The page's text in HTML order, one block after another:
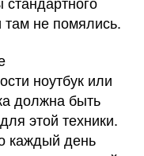
не помялись.
ноутбук или
должна быть
этой техники.
каждый день